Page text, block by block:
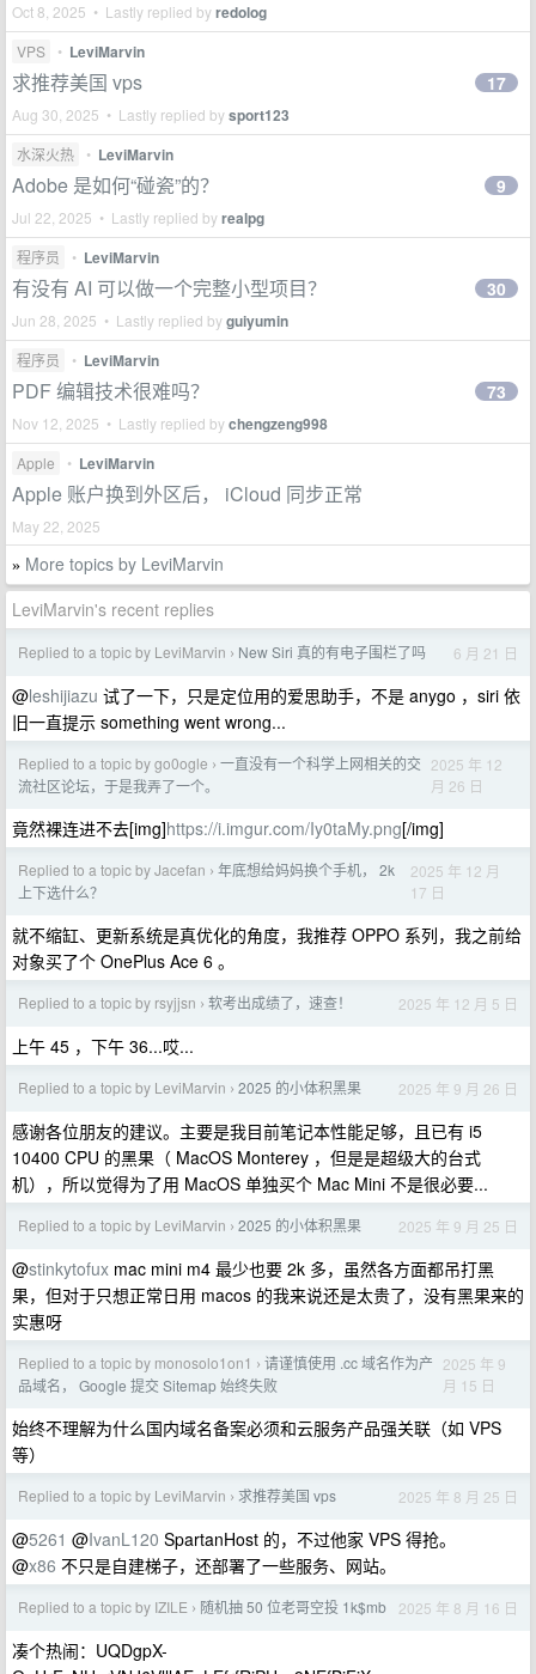
Oct 8, 2025 • Lastly replied byredolog
VPS • LeviMarvin
求推荐美国 vps
Aug 30, 2025 • Lastly replied bysport123
17
水深火热 • LeviMarvin
Adobe 是如何“碰瓷”的？
Jul 22, 2025 • Lastly replied byrealpg
9
程序员 • LeviMarvin
有没有 AI 可以做一个完整小型项目？
Jun 28, 2025 • Lastly replied byguiyumin
30
程序员 • LeviMarvin
PDF 编辑技术很难吗？
Nov 12, 2025 • Lastly replied bychengzeng998
73
Apple • LeviMarvin
Apple 账户换到外区后， iCloud 同步正常
May 22, 2025
» More topics by LeviMarvin
LeviMarvin's recent replies
Replied to a topic by LeviMarvin › New Siri 真的有电子围栏了吗 6 月 21 日
@leshijiazu 试了一下，只是定位用的爱思助手，不是 anygo ，siri 依
旧一直提示 something went wrong...
Replied to a topic by go0ogle › 一直没有一个科学上网相关的交
流社区论坛，于是我弄了一个。
2025 年 12
月 26 日
竟然裸连进不去[img]https://i.imgur.com/Iy0taMy.png[/img]
Replied to a topic by Jacefan › 年底想给妈妈换个手机， 2k
上下选什么？
2025 年 12 月
17 日
就不缩缸、更新系统是真优化的角度，我推荐 OPPO 系列，我之前给
对象买了个 OnePlus Ace 6 。
Replied to a topic by rsyjjsn › 软考出成绩了，速查！ 2025 年 12 月 5 日
上午 45 ，下午 36...哎...
Replied to a topic by LeviMarvin › 2025 的小体积黑果 2025 年 9 月 26 日
感谢各位朋友的建议。主要是我目前笔记本性能足够，且已有 i5
10400 CPU 的黑果（ MacOS Monterey ，但是是超级大的台式
机），所以觉得为了用 MacOS 单独买个 Mac Mini 不是很必要...
Replied to a topic by LeviMarvin › 2025 的小体积黑果 2025 年 9 月 25 日
@stinkytofux mac mini m4 最少也要 2k 多，虽然各方面都吊打黑
果，但对于只想正常日用 macos 的我来说还是太贵了，没有黑果来的
实惠呀
Replied to a topic by monosolo1on1 › 请谨慎使用 .cc 域名作为产
品域名， Google 提交 Sitemap 始终失败
2025 年 9
月 15 日
始终不理解为什么国内域名备案必须和云服务产品强关联（如 VPS
等）
Replied to a topic by LeviMarvin › 求推荐美国 vps 2025 年 8 月 25 日
@5261 @IvanL120 SpartanHost 的，不过他家 VPS 得抢。
@x86 不只是自建梯子，还部署了一些服务、网站。
Replied to a topic by IZILE › 随机抽 50 位老哥空投 1k$mb 2025 年 8 月 16 日
凑个热闹：UQDgpX-